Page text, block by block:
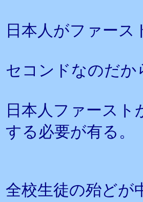
日本人がファー
セコンドなのだ
日本人ファース
する必要が有る。
全校生徒の殆どが